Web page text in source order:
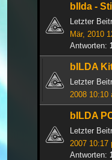
bIlda -
Letzter
Mär, 2010
Antworten:
bILDA
Letzter
2008 10:10
bILDA
Letzter
2007 10:17
Antworten: